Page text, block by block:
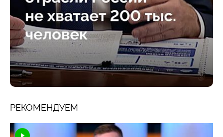
РЕКОМЕНДУЕМ